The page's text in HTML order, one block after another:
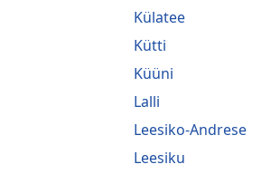
Külatee
Kütti
Küüni
Lalli
Leesiko-Andrese
Leesiku